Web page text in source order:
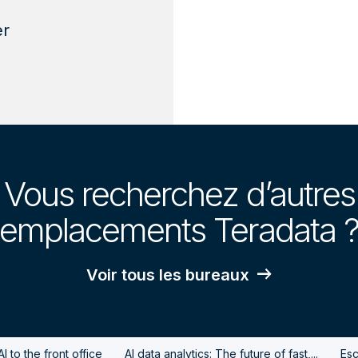
Vous recherchez d’autres
emplacements Teradata ?
Voir tous les bureaux
to the front office AI data analytics: The future of fast,...